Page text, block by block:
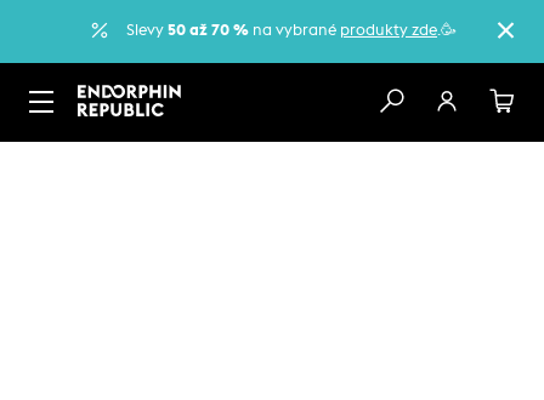
Slevy 50 až 70 % na vybrané produkty zde.🥳